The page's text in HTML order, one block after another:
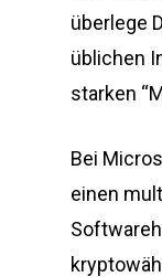
überlege
üblichen
starken
Bei
einen